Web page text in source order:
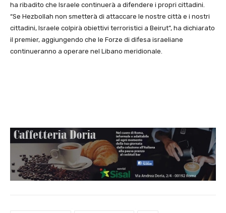
ha ribadito che Israele continuerà a difendere i propri cittadini.
“Se Hezbollah non smetterà di attaccare le nostre città e i nostri
cittadini, Israele colpirà obiettivi terroristici a Beirut”, ha dichiarato
il premier, aggiungendo che le Forze di difesa israeliane
continueranno a operare nel Libano meridionale.